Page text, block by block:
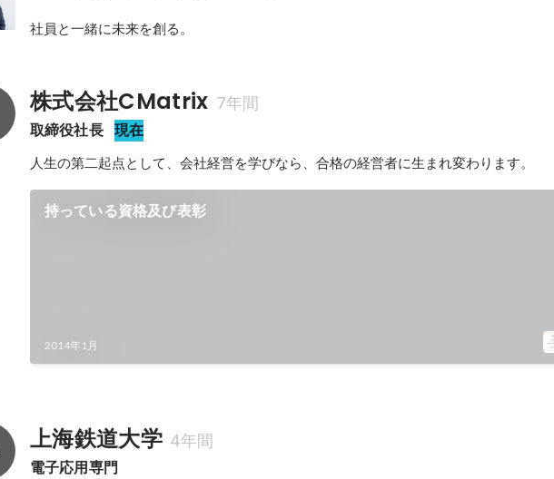
社員と一緒に未来を創る。
株式会社CMatrix 7年間
取締役社長 現在
人生の第二起点として、会社経営を学びなら、合格の経営者に生まれ変わります。
持っている資格及び表彰
2014年1月
上海鉄道大学 4年間
電子応用専門